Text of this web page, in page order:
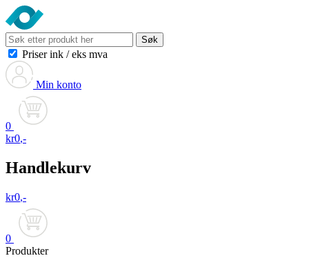
Søk
Priser ink / eks mva
Min konto
0
kr0,-
Handlekurv
kr0,-
0
Produkter